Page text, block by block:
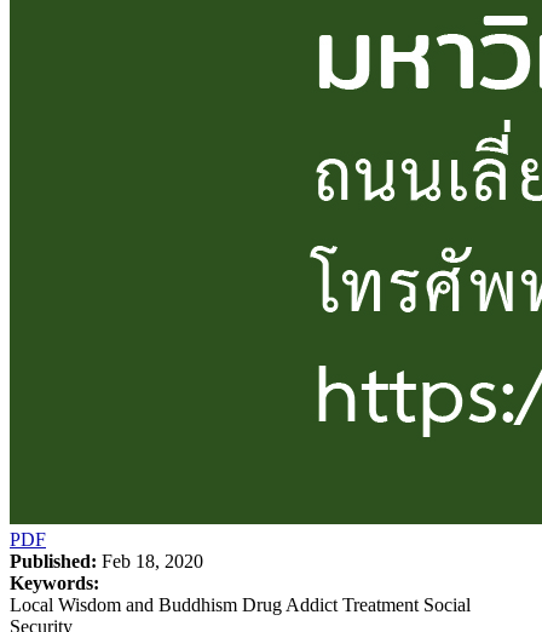
PDF
Published: Feb 18, 2020
Keywords:
Local Wisdom and Buddhism Drug Addict Treatment Social
Security